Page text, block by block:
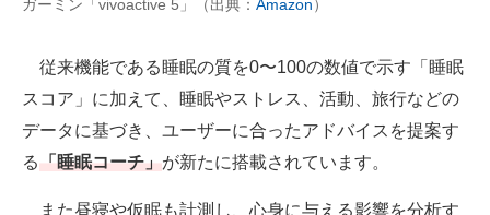
ガーミン「vivoactive 5」（出典： Amazon）
従来機能である睡眠の質を0〜100の数値で示す「睡眠
スコア」に加えて、睡眠やストレス、活動、旅行などの
データに基づき、ユーザーに合ったアドバイスを提案す
る「睡眠コーチ」が新たに搭載されています。
また昼寝や仮眠も計測し、心身に与える影響を分析す